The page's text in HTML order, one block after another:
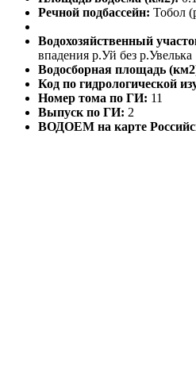
Речной подбассейн: Тобол
Водохозяйственный
впадения р.Уй без р.Увелька
Водосборная площадь
Код по гидрологической
Номер тома по ГИ: 11
Выпуск по ГИ: 2
ВОДОЕМ на карте